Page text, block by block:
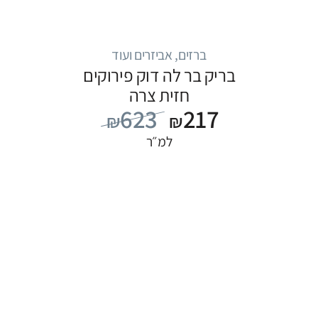
ברזים, אביזרים ועוד
בריק בר לה דוק פירוקים
חזית צרה
₪623 ₪217
למ״ר